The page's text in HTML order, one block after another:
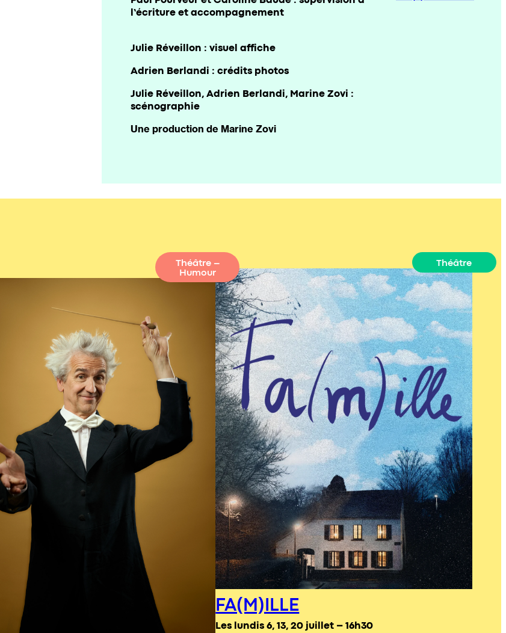
l’écriture et accompagnement
Julie Réveillon : visuel affiche
Adrien Berlandi : crédits photos
Julie Réveillon, Adrien Berlandi, Marine Zovi :
scénographie
Une production de Marine Zovi
Théâtre –
Humour
Théâtre
FA(M)ILLE
Les lundis 6, 13, 20 juillet – 16h30